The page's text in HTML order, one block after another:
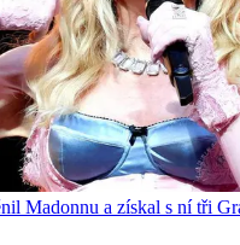
Madonnu a získal s ní tři